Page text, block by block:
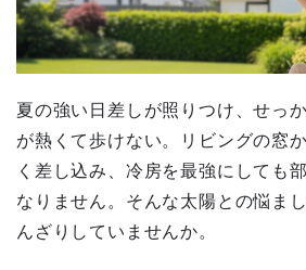
夏の強い日差しが照りつけ、せっ
が熱くて歩けない。リビングの窓
く差し込み、冷房を最強にしても
なりません。そんな太陽との悩ま
んざりしていませんか。